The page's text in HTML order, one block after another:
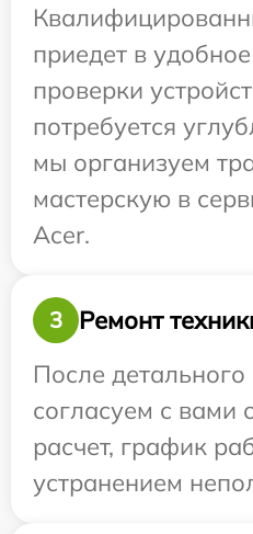
приедет в
проверки
потребуется
мы организуем
мастерскую в
Acer.
3
Ремонт
После
согласуем с вами
расчет, график
устранением